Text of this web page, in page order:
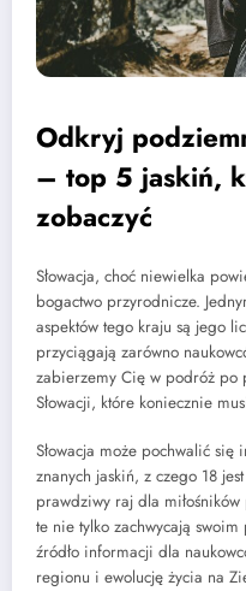
Odkryj
– top 5 jaskiń,
zobaczyć
Słowacja, choć niewielka
bogactwo przyrodnicze.
aspektów tego kraju są jego
przyciągają zarówno
zabierzemy Cię w podróż po
Słowacji, które koniecznie
Słowacja może pochwalić
znanych jaskiń, z czego 18
prawdziwy raj dla
te nie tylko zachwycają
źródło informacji dla
regionu i ewolucję życia na